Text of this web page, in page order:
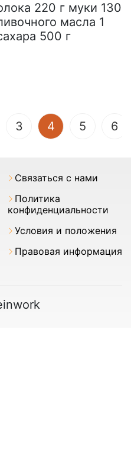
220 г муки 130
масла 1
500 г
3 4(current)
5 6
Связаться с нами
Политика
конфиденциальности
Условия и положения
Правовая информация